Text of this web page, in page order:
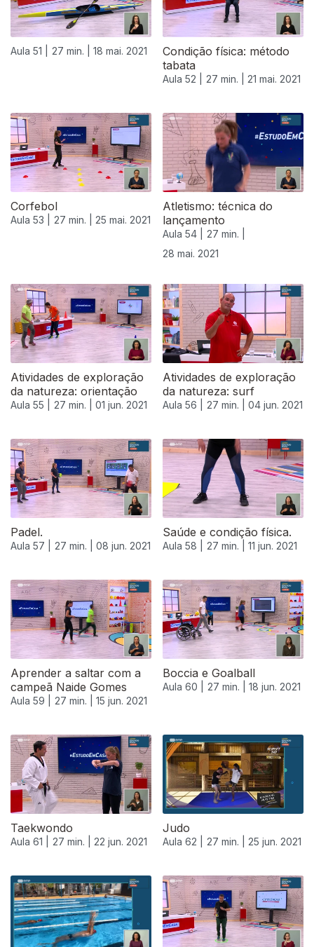
Aula 51 | 27 min. | 18 mai. 2021
Condição física: método
tabata
Aula 52 | 27 min. | 21 mai. 2021
Corfebol
Aula 53 | 27 min. | 25 mai. 2021
Atletismo: técnica do
lançamento
Aula 54 |
27 min. |
28 mai. 2021
Atividades de exploração
da natureza: orientação
Aula 55 | 27 min. | 01 jun. 2021
Atividades de exploração
da natureza: surf
Aula 56 | 27 min. | 04 jun. 2021
Padel.
Aula 57 | 27 min. | 08 jun. 2021
Saúde e condição física.
Aula 58 | 27 min. | 11 jun. 2021
Aprender a saltar com a
campeã Naide Gomes
Aula 59 | 27 min. | 15 jun. 2021
Boccia e Goalball
Aula 60 | 27 min. | 18 jun. 2021
551937
Taekwondo
Aula 61 | 27 min. | 22 jun. 2021
Judo
Aula 62 | 27 min. | 25 jun. 2021